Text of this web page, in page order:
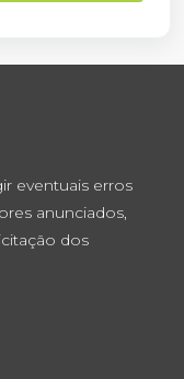
eventuais erros
anunciados,
dos